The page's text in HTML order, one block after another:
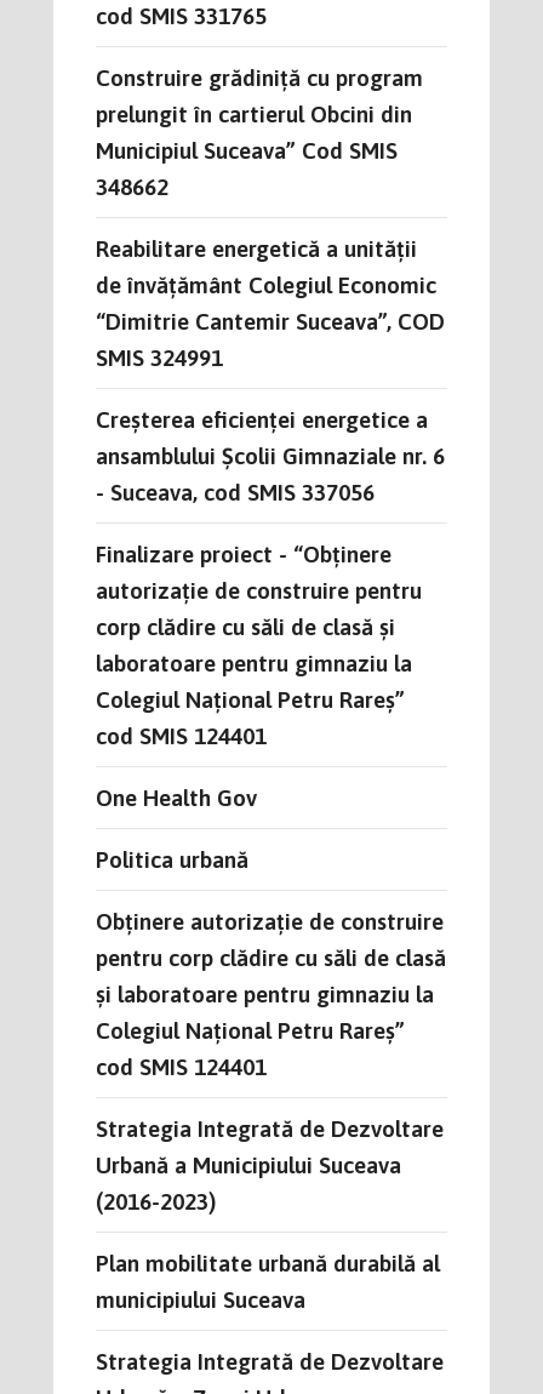
cod SMIS 331765
Construire grădiniță cu program
prelungit în cartierul Obcini din
Municipiul Suceava” Cod SMIS
348662
Reabilitare energetică a unității
de învățământ Colegiul Economic
“Dimitrie Cantemir Suceava”, COD
SMIS 324991
Creșterea eficienței energetice a
ansamblului Școlii Gimnaziale nr. 6
- Suceava, cod SMIS 337056
Finalizare proiect - “Obținere
autorizație de construire pentru
corp clădire cu săli de clasă și
laboratoare pentru gimnaziu la
Colegiul Național Petru Rareș”
cod SMIS 124401
One Health Gov
Politica urbană
Obținere autorizație de construire
pentru corp clădire cu săli de clasă
și laboratoare pentru gimnaziu la
Colegiul Național Petru Rareș”
cod SMIS 124401
Strategia Integrată de Dezvoltare
Urbană a Municipiului Suceava
(2016-2023)
Plan mobilitate urbană durabilă al
municipiului Suceava
Strategia Integrată de Dezvoltare